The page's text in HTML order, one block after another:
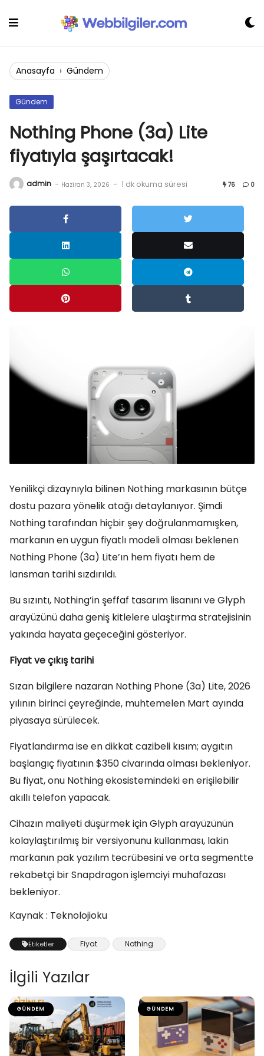
Anasayfa › Gündem
Gündem
Nothing Phone (3a) Lite
fiyatıyla şaşırtacak!
admin - Haziran 3, 2026 - 1 dk okuma süresi 76 0
Yenilikçi dizaynıyla bilinen Nothing markasının bütçe
dostu pazara yönelik atağı detaylanıyor. Şimdi
Nothing tarafından hiçbir şey doğrulanmamışken,
markanın en uygun fiyatlı modeli olması beklenen
Nothing Phone (3a) Lite’ın hem fiyatı hem de
lansman tarihi sızdırıldı.
Bu sızıntı, Nothing’in şeffaf tasarım lisanını ve Glyph
arayüzünü daha geniş kitlelere ulaştırma stratejisinin
yakında hayata geçeceğini gösteriyor.
Fiyat ve çıkış tarihi
Sızan bilgilere nazaran Nothing Phone (3a) Lite, 2026
yılının birinci çeyreğinde, muhtemelen Mart ayında
piyasaya sürülecek.
Fiyatlandırma ise en dikkat cazibeli kısım; aygıtın
başlangıç fiyatının $350 civarında olması bekleniyor.
Bu fiyat, onu Nothing ekosistemindeki en erişilebilir
akıllı telefon yapacak.
Cihazın maliyeti düşürmek için Glyph arayüzünün
kolaylaştırılmış bir versiyonunu kullanması, lakin
markanın pak yazılım tecrübesini ve orta segmentte
rekabetçi bir Snapdragon işlemciyi muhafazası
bekleniyor.
Kaynak : Teknolojioku
Etiketler Fiyat Nothing
İlgili Yazılar
GÜNDEM GÜNDEM